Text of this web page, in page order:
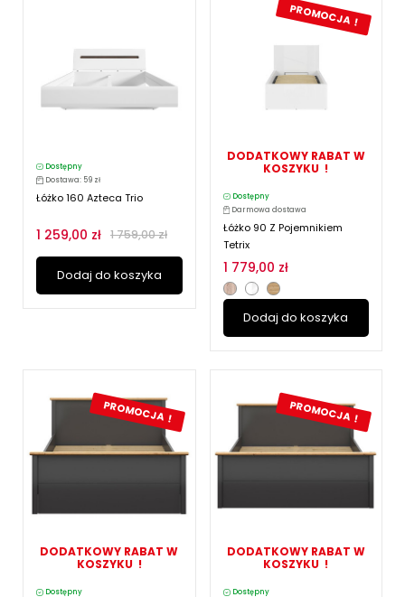
Dostępny
Dostawa: 59 zł
Łóżko 160 Azteca Trio
1 259,00 zł 1 759,00 zł
Dodaj do koszyka
PROMOCJA !
DODATKOWY RABAT W
KOSZYKU !
Dostępny
Darmowa dostawa
Łóżko 90 Z Pojemnikiem
Tetrix
1 779,00 zł
Dodaj do koszyka
PROMOCJA !
DODATKOWY RABAT W
KOSZYKU !
Dostępny
PROMOCJA !
DODATKOWY RABAT W
KOSZYKU !
Dostępny